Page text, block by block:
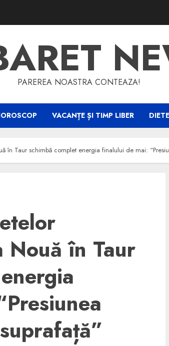
PAREREA NOASTRA CONTEAZA!
VACANȚE ȘI TIMP LIBER DIETE
în Taur schimbă complet energia finalului de mai:
Nouă în Taur